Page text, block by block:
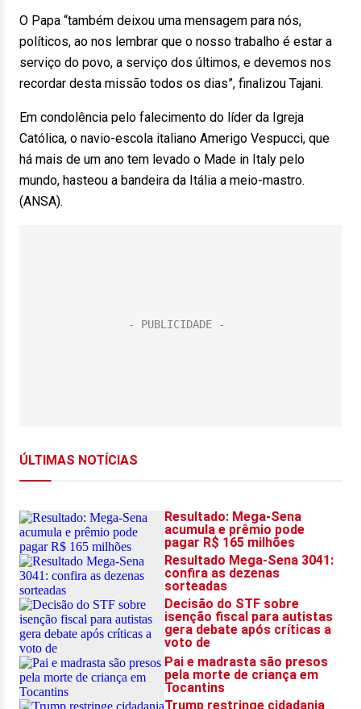
O Papa “também deixou uma mensagem para nós,
políticos, ao nos lembrar que o nosso trabalho é estar a
serviço do povo, a serviço dos últimos, e devemos nos
recordar desta missão todos os dias”, finalizou Tajani.
Em condolência pelo falecimento do líder da Igreja
Católica, o navio-escola italiano Amerigo Vespucci, que
há mais de um ano tem levado o Made in Italy pelo
mundo, hasteou a bandeira da Itália a meio-mastro.
(ANSA).